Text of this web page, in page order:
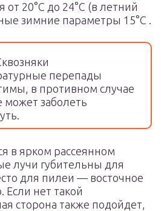
20°С до 24°С (в летний
зимние параметры 15°С .
перепады
в противном случае
может заболеть
в ярком рассеянном
лучи губительны для
для пилеи — восточное
Если нет такой
сторона также подойдет,